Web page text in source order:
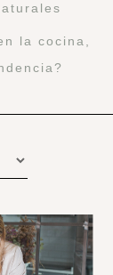
la cocina,